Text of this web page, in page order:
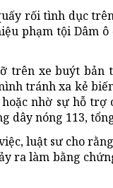
rối tình dục
phạm tội Dâm
trên xe buýt
tránh xa kẻ
nhờ sự hỗ
dây nóng 113,
luật sư cho
ra làm bằng